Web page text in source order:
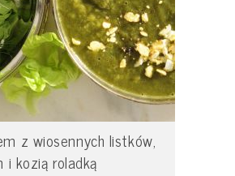
z wiosennych listków,
i kozią roladką